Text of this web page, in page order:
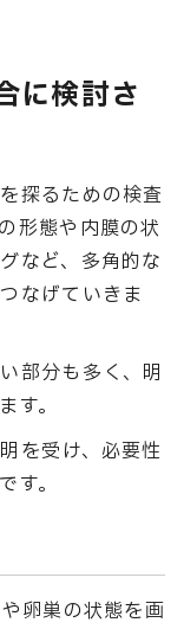
に検討さ
探るための検査
形態や内膜の状
など、多角的な
なげていきま
部分も多く、明
す。
を受け、必要性
す。
卵巣の状態を画